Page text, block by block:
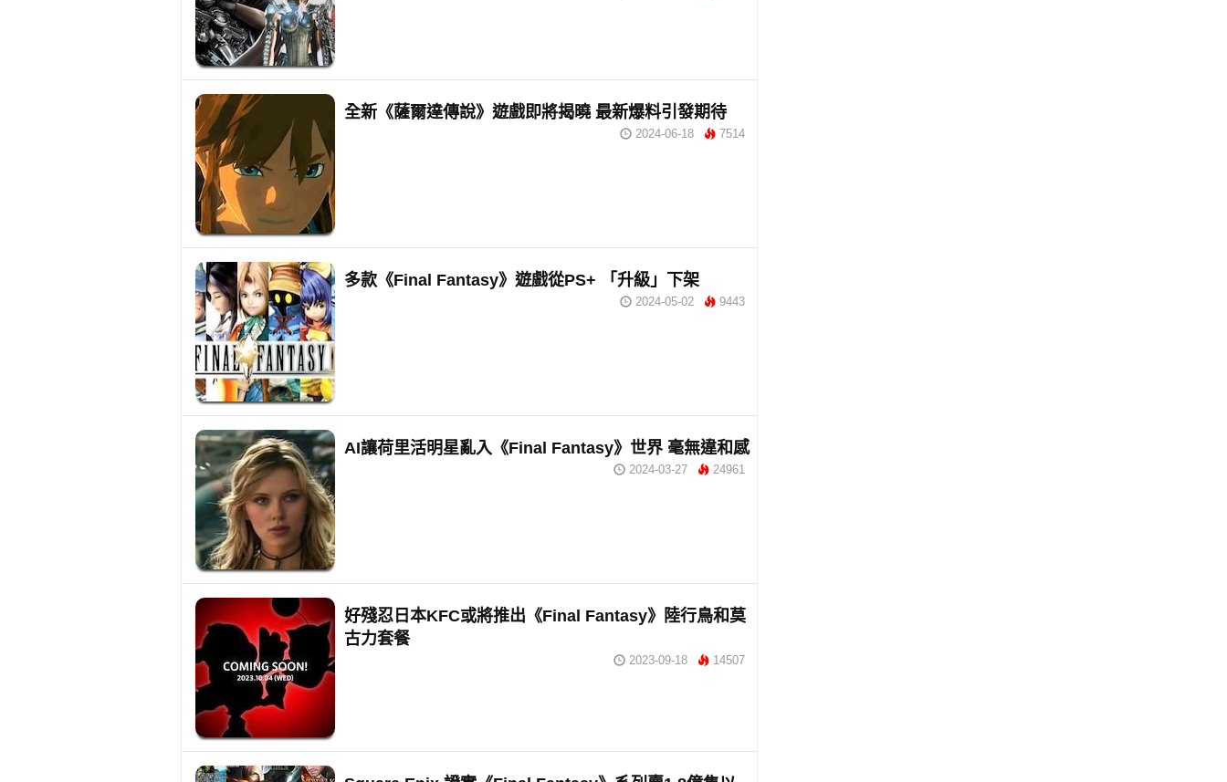
全新《薩爾達傳說》遊戲即將揭曉 最新爆料引發期待
2024-06-18 7514
多款《Final Fantasy》遊戲從PS+ 「升級」下架
2024-05-02 9443
AI讓荷里活明星亂入《Final Fantasy》世界 毫無違和感
2024-03-27 24961
好殘忍日本KFC或將推出《Final Fantasy》陸行鳥和莫
古力套餐
2023-09-18 14507